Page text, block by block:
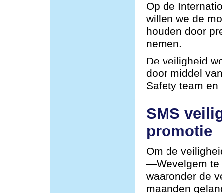
Op de
willen we de
houden door
nemen.
De veiligheid
door middel
Safety team
SMS
promotie
Om de
—Wevelgem te
waaronder de
maanden